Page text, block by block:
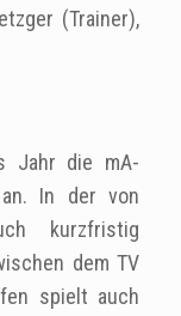
(Trainer),
Jahr die mA-
In der von
kurzfristig
dem TV
spielt auch